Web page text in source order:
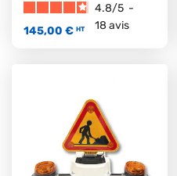
4.8/5 -
18 avis
145,00 € HT